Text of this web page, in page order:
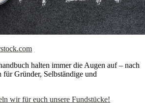
halten immer die Augen auf – nach
Gründer, Selbständige und
wir für euch unsere Fundstücke!